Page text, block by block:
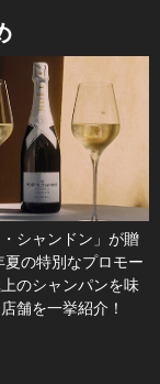
・シャンドン」が贈
の特別なプロモー
のシャンパンを味
舗を一挙紹介！